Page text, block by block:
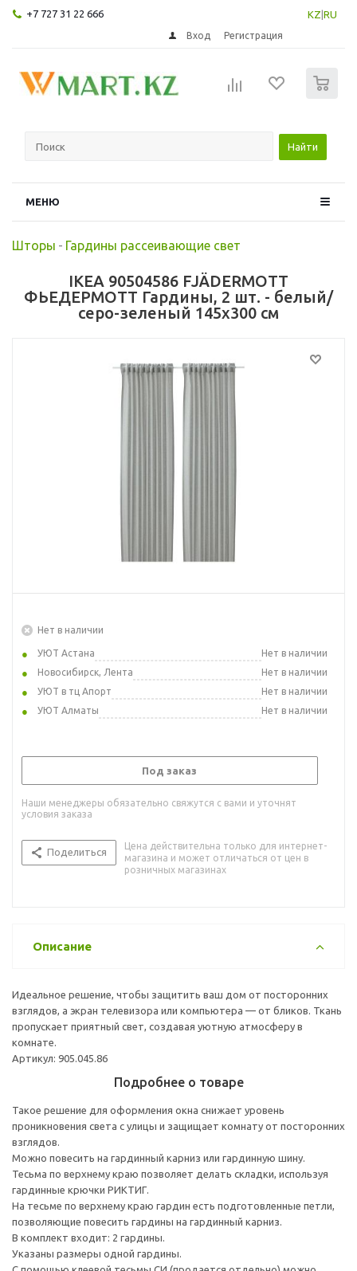
+7 727 31 22 666 KZ RU
Вход Регистрация
Найти
МЕНЮ
Шторы - Гардины рассеивающие свет
IKEA 90504586 FJÄDERMOTT
ФЬЕДЕРМОТТ Гардины, 2 шт. - белый/
серо-зеленый 145x300 см
Нет в наличии
УЮТ Астана
Нет в наличии
Новосибирск, Лента
Нет в наличии
УЮТ в тц Апорт
Нет в наличии
УЮТ Алматы
Нет в наличии
Под заказ
Наши менеджеры обязательно свяжутся с вами и уточнят
условия заказа
Поделиться
Цена действительна только для интернет-
магазина и может отличаться от цен в
розничных магазинах
Описание
Идеальное решение, чтобы защитить ваш дом от посторонних
взглядов, а экран телевизора или компьютера — от бликов. Ткань
пропускает приятный свет, создавая уютную атмосферу в
комнате.
Артикул: 905.045.86
Подробнее о товаре
Такое решение для оформления окна снижает уровень
проникновения света с улицы и защищает комнату от посторонних
взглядов.
Можно повесить на гардинный карниз или гардинную шину.
Тесьма по верхнему краю позволяет делать складки, используя
гардинные крючки РИКТИГ.
На тесьме по верхнему краю гардин есть подготовленные петли,
позволяющие повесить гардины на гардинный карниз.
В комплект входит: 2 гардины.
Указаны размеры одной гардины.